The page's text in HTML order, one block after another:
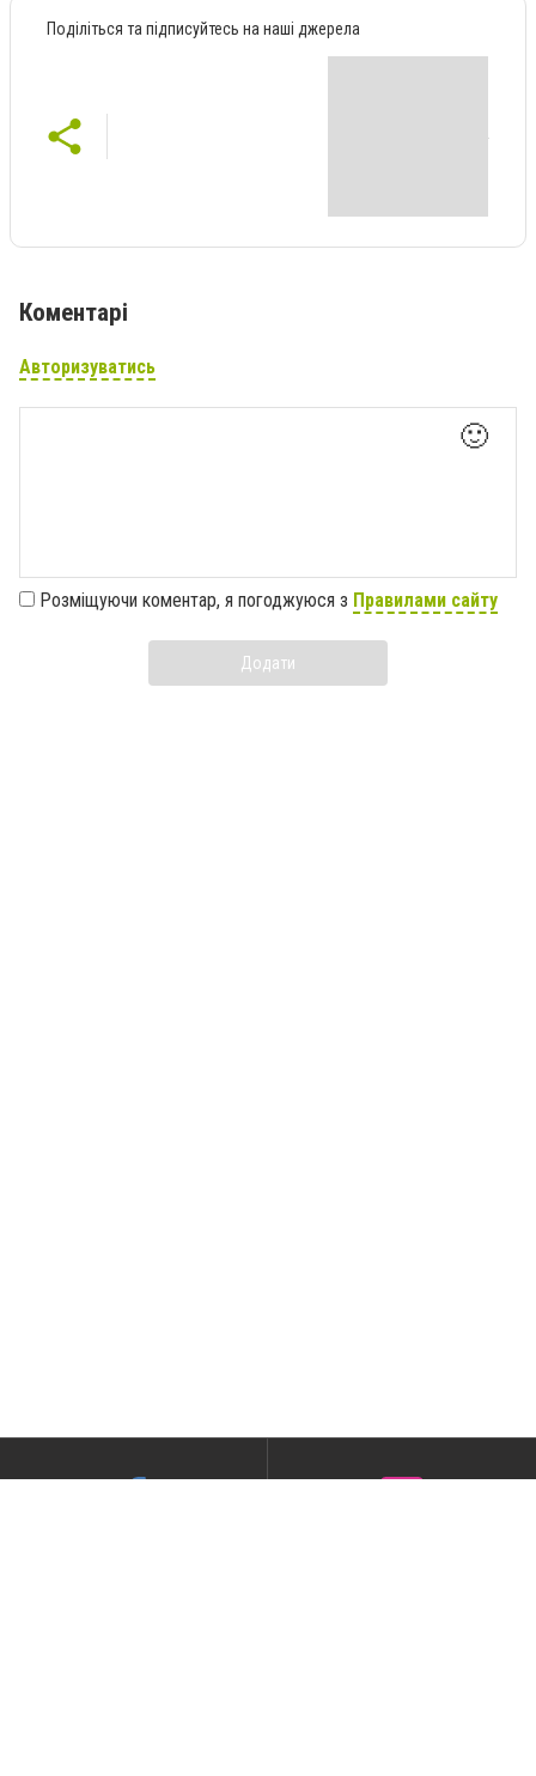
Поділіться та підписуйтесь на наші джерела
Коментарі
Авторизуватись
🙂
Розміщуючи коментар, я погоджуюся з Правилами сайту
Додати